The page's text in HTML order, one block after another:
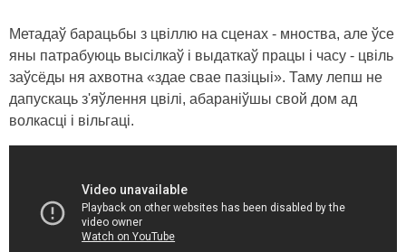
Метадаў барацьбы з цвіллю на сценах - мноства, але ўсе
яны патрабуюць высілкаў і выдаткаў працы і часу - цвіль
заўсёды ня ахвотна «здае свае пазіцыі». Таму лепш не
дапускаць з'яўлення цвілі, абараніўшы свой дом ад
волкасці і вільгаці.